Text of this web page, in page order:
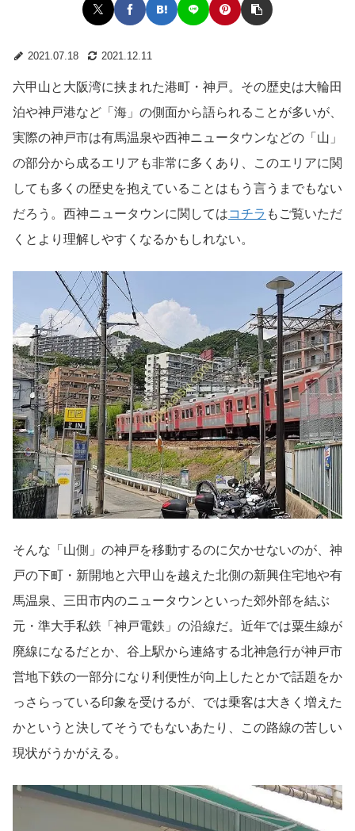
2021.07.18 2021.12.11
六甲山と大阪湾に挟まれた港町・神戸。その歴史は大輪田
泊や神戸港など「海」の側面から語られることが多いが、
実際の神戸市は有馬温泉や西神ニュータウンなどの「山」
の部分から成るエリアも非常に多くあり、このエリアに関
しても多くの歴史を抱えていることはもう言うまでもない
だろう。西神ニュータウンに関してはコチラ もご覧いただ
くとより理解しやすくなるかもしれない。
そんな「山側」の神戸を移動するのに欠かせないのが、神
戸の下町・新開地と六甲山を越えた北側の新興住宅地や有
馬温泉、三田市内のニュータウンといった郊外部を結ぶ
元・準大手私鉄「神戸電鉄」の沿線だ。近年では粟生線が
廃線になるだとか、谷上駅から連絡する北神急行が神戸市
営地下鉄の一部分になり利便性が向上したとかで話題をか
っさらっている印象を受けるが、では乗客は大きく増えた
かというと決してそうでもないあたり、この路線の苦しい
現状がうかがえる。